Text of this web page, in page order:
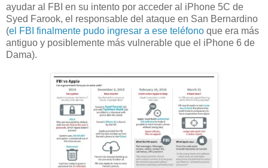
ayudar al FBI en su intento por acceder al iPhone 5C de
Syed Farook, el responsable del ataque en San Bernardino
(el FBI finalmente pudo ingresar a ese teléfono que era más
antiguo y posiblemente más vulnerable que el iPhone 6 de
Dama).